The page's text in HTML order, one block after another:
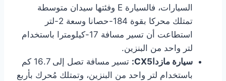
السيارات، فالسيارة E وفئتها سيدان متوسطة
تمتلك محركا بقوة 184-حصانا وسعة 2-لتر
استطاعت أن تسير مسافة 17-كيلومترا باستخدام
لتر واحد من البنزين.
سيارة مازدا CX5
:
تسير مسافة تصل إلى 16.7 كم
باستخدام لتر واحد من البنزين، وتمتلك مُحرك بأربع